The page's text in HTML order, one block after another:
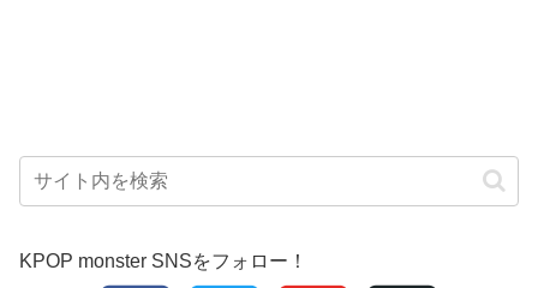
KPOP monster SNSをフォロー！